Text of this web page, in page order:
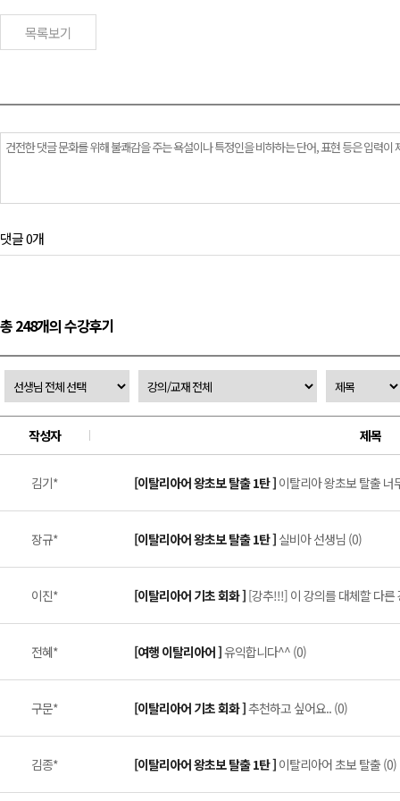
목록보기
댓글 0개
총 248개의 수강후기
작성자 제목
김기* [이탈리아어 왕초보 탈출 1탄 ] 이탈리아 왕초보 탈출 너
장규* [이탈리아어 왕초보 탈출 1탄 ] 실비아 선생님 (0)
이진* [이탈리아어 기초 회화 ] [강추!!!] 이 강의를 대체할 다른
전혜* [여행 이탈리아어 ]유익합니다^^ (0)
구문* [이탈리아어 기초 회화 ]추천하고 싶어요.. (0)
김종* [이탈리아어 왕초보 탈출 1탄 ] 이탈리아어 초보 탈출 (0)